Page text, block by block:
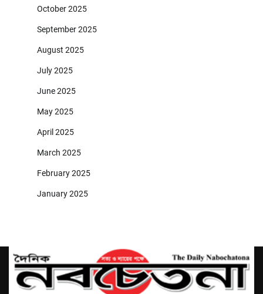
October 2025
September 2025
August 2025
July 2025
June 2025
May 2025
April 2025
March 2025
February 2025
January 2025